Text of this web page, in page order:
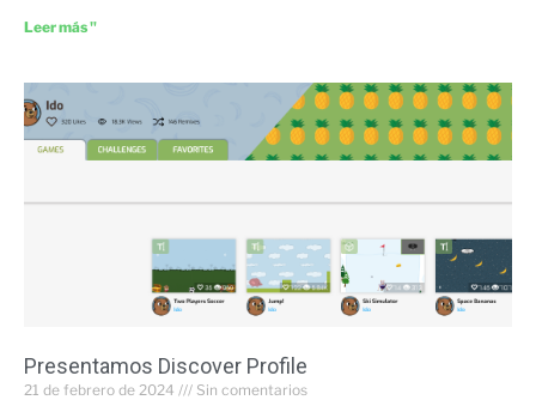
Leer más "
Presentamos Discover Profile
21 de febrero de 2024 Sin comentarios